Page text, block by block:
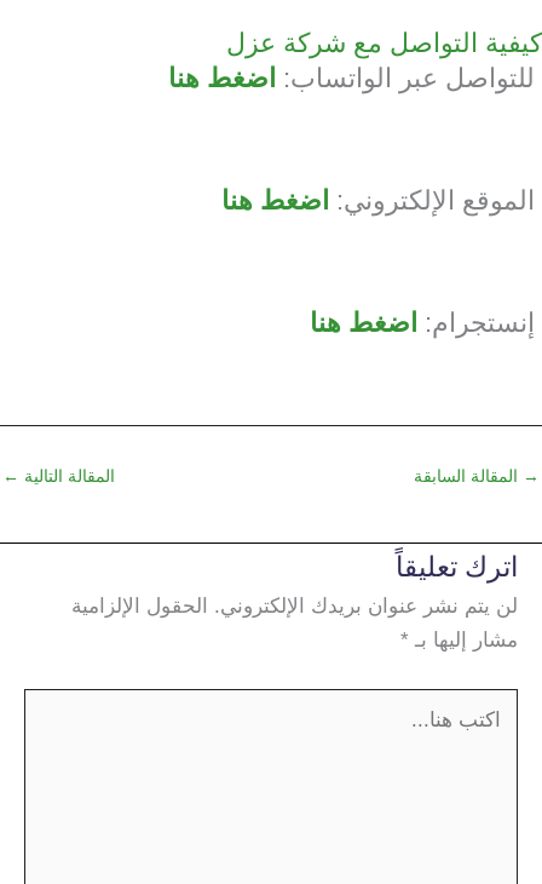
كيفية التواصل مع شركة عزل
للتواصل عبر الواتساب: اضغط هنا
الموقع الإلكتروني: اضغط هنا
إنستجرام: اضغط هنا
→ المقالة السابقة المقالة التالية ←
اترك تعليقاً
لن يتم نشر عنوان بريدك الإلكتروني.
الحقول الإلزامية
مشار إليها بـ *